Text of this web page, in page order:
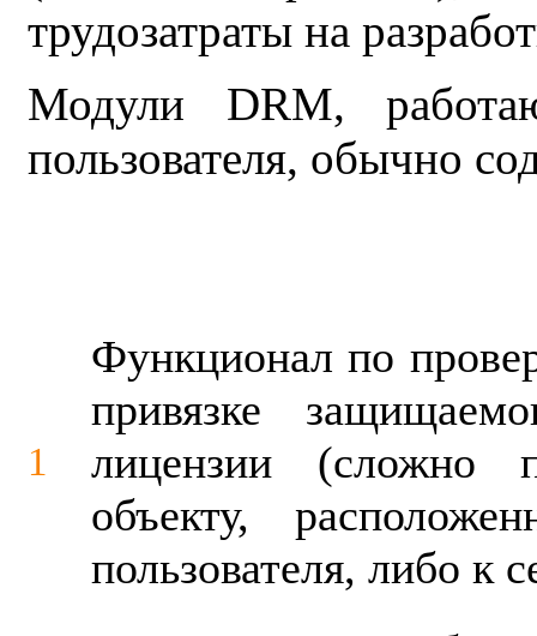
трудозатраты на
Модули DRM,
пользователя, обычно
1
Функционал по
привязке
лицензии (сложно
объекту,
пользователя, либо к